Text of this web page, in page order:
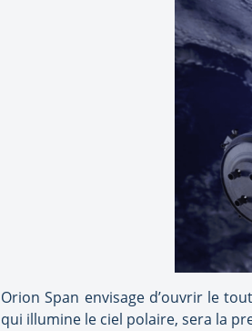
Orion Span envisage d’ouvrir le
qui illumine le ciel polaire, sera la